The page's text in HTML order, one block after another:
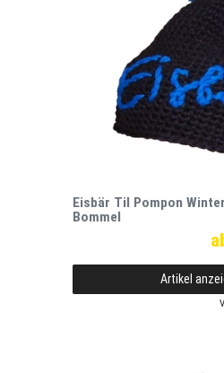
Eisbär Til Pompon
Bommel
Artikel